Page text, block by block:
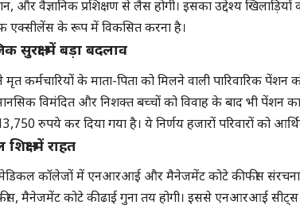
और वैज्ञानिक प्रशिक्षण से लैस होगी। इसका उद्देश्य खिलाड़ियों
के रूप में विकसित करना है।
सुरक्षा में बड़ा बदलाव
मृत कर्मचारियों के माता-पिता को मिलने वाली पारिवारिक
विमंदित और निशक्त बच्चों को विवाह के बाद भी
रुपये कर दिया गया है। ये निर्णय हजारों परिवारों को
में राहत
कॉलेजों में एनआरआई और मैनेजमेंट कोटे की फीस
मैनेजमेंट कोटे की ढाई गुना तय होगी। इससे एनआरआई